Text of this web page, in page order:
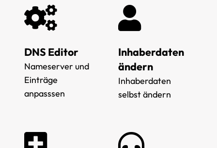
DNS Editor
Nameserver und
Einträge
anpasssen
Inhaberdaten
ändern
Inhaberdaten
selbst ändern